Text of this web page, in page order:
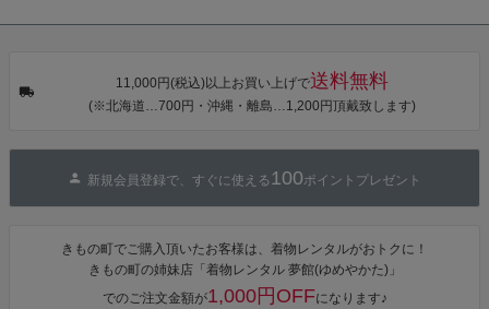
タン・夜の葉
カシュクール
ワンピース 簡
単着付け 大人
【メール便不
【メール便不
【メール便不
11,000円(税込)以上お買い上げで送料無料
(※北海道…700円・沖縄・離島…1,200円頂戴致します)
新規会員登録で、すぐに使える 100ポイントプレゼント
きもの町でご購入頂いたお客様は、着物レンタルがおトクに！
きもの町の姉妹店「着物レンタル 夢館(ゆめやかた)」
でのご注文金額が1,000円OFFになります♪